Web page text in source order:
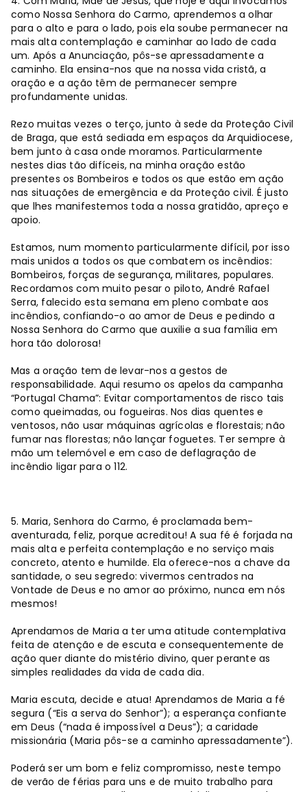
como Nossa Senhora do Carmo, aprendemos a olhar
para o alto e para o lado, pois ela soube permanecer na
mais alta contemplação e caminhar ao lado de cada
um. Após a Anunciação, pôs-se apressadamente a
caminho. Ela ensina-nos que na nossa vida cristã, a
oração e a ação têm de permanecer sempre
profundamente unidas.
Rezo muitas vezes o terço, junto à sede da Proteção Civil
de Braga, que está sediada em espaços da Arquidiocese,
bem junto à casa onde moramos. Particularmente
nestes dias tão difíceis, na minha oração estão
presentes os Bombeiros e todos os que estão em ação
nas situações de emergência e da Proteção civil. É justo
que lhes manifestemos toda a nossa gratidão, apreço e
apoio.
Estamos, num momento particularmente difícil, por isso
mais unidos a todos os que combatem os incêndios:
Bombeiros, forças de segurança, militares, populares.
Recordamos com muito pesar o piloto, André Rafael
Serra, falecido esta semana em pleno combate aos
incêndios, confiando-o ao amor de Deus e pedindo a
Nossa Senhora do Carmo que auxilie a sua família em
hora tão dolorosa!
Mas a oração tem de levar-nos a gestos de
responsabilidade. Aqui resumo os apelos da campanha
“Portugal Chama”: Evitar comportamentos de risco tais
como queimadas, ou fogueiras. Nos dias quentes e
ventosos, não usar máquinas agrícolas e florestais; não
fumar nas florestas; não lançar foguetes. Ter sempre à
mão um telemóvel e em caso de deflagração de
incêndio ligar para o 112.
5. Maria, Senhora do Carmo, é proclamada bem-
aventurada, feliz, porque acreditou! A sua fé é forjada na
mais alta e perfeita contemplação e no serviço mais
concreto, atento e humilde. Ela oferece-nos a chave da
santidade, o seu segredo: vivermos centrados na
Vontade de Deus e no amor ao próximo, nunca em nós
mesmos!
Aprendamos de Maria a ter uma atitude contemplativa
feita de atenção e de escuta e consequentemente de
ação quer diante do mistério divino, quer perante as
simples realidades da vida de cada dia.
Maria escuta, decide e atua! Aprendamos de Maria a fé
segura (“Eis a serva do Senhor”); a esperança confiante
em Deus (“nada é impossível a Deus”); a caridade
missionária (Maria pôs-se a caminho apressadamente”).
Poderá ser um bom e feliz compromisso, neste tempo
de verão de férias para uns e de muito trabalho para